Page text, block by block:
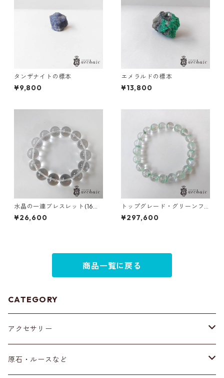
タンザナイトの標本
¥9,800
エメラルドの標本
¥13,800
水晶の一連ブレスレット(16m
m)
¥26,600
トップグレード・グリーンフ
ァントムのブレスレット(9m
m)
¥297,600
商品一覧に戻る
CATEGORY
アクセサリー
ブレスレット
原石・ルースなど